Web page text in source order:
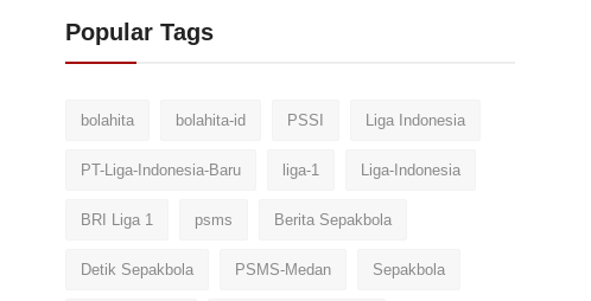
Popular Tags
bolahita bolahita-id PSSI Liga Indonesia
PT-Liga-Indonesia-Baru liga-1 Liga-Indonesia
BRI Liga 1 psms Berita Sepakbola
Detik Sepakbola PSMS-Medan Sepakbola